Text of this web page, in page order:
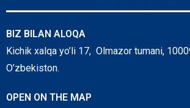
BIZ BILAN ALOQA
Kichik xalqa yo’li 17, Olmazor tumani,
O’zbekiston.
OPEN ON THE MAP